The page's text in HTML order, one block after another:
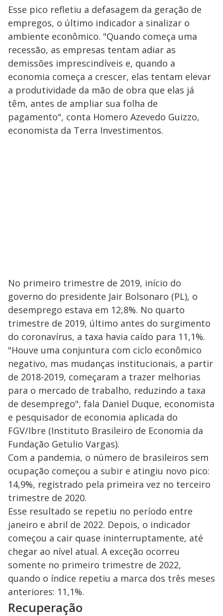
Esse pico refletiu a defasagem da geração de
empregos, o último indicador a sinalizar o
ambiente econômico. "Quando começa uma
recessão, as empresas tentam adiar as
demissões imprescindíveis e, quando a
economia começa a crescer, elas tentam elevar
a produtividade da mão de obra que elas já
têm, antes de ampliar sua folha de
pagamento", conta Homero Azevedo Guizzo,
economista da Terra Investimentos.
No primeiro trimestre de 2019, início do
governo do presidente Jair Bolsonaro (PL), o
desemprego estava em 12,8%. No quarto
trimestre de 2019, último antes do surgimento
do coronavírus, a taxa havia caído para 11,1%.
"Houve uma conjuntura com ciclo econômico
negativo, mas mudanças institucionais, a partir
de 2018-2019, começaram a trazer melhorias
para o mercado de trabalho, reduzindo a taxa
de desemprego", fala Daniel Duque, economista
e pesquisador de economia aplicada do
FGV/Ibre (Instituto Brasileiro de Economia da
Fundação Getulio Vargas).
Com a pandemia, o número de brasileiros sem
ocupação começou a subir e atingiu novo pico:
14,9%, registrado pela primeira vez no terceiro
trimestre de 2020.
Esse resultado se repetiu no período entre
janeiro e abril de 2022. Depois, o indicador
começou a cair quase ininterruptamente, até
chegar ao nível atual. A exceção ocorreu
somente no primeiro trimestre de 2022,
quando o índice repetiu a marca dos três meses
anteriores: 11,1%.
Recuperação